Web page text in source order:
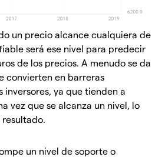
un precio alcance cualquiera de
será ese nivel para predecir
de los precios. A menudo se da
convierten en barreras
inversores, ya que tienden a
vez que se alcanza un nivel, lo
un nivel de soporte o